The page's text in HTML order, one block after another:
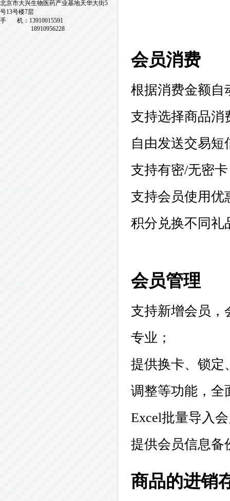
北京市大兴生物医药产业基地天华大街5
号13号楼7层
手 机：13910015591
18910956228
会员消费
根据消费金额自
支持选择商品消
自由发送交易
支持有密/无密
支持会员使用优
积分兑换不同礼
会员管理
支持新增会员，
专业；
提供换卡、锁定
调整等功能，全
Excel批量导入
提供会员信息备
商品的进销